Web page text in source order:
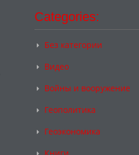
Categories:
Без категории
Видео
Войны и вооружение
Геополитика
Геоэкономика